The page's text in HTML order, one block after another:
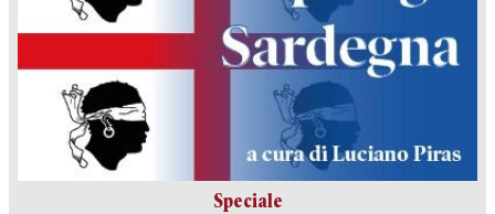
Speciale